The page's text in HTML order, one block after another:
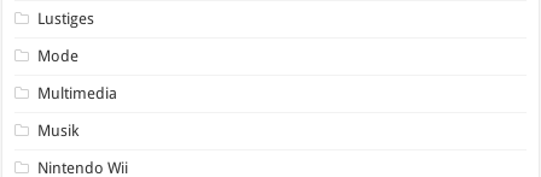
Lustiges
Mode
Multimedia
Musik
Nintendo Wii